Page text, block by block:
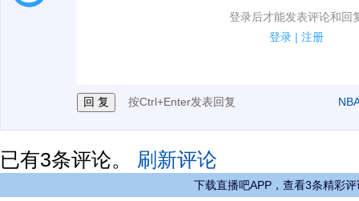
登录后才能发表评论和回
登录 | 注册
1.电脑端新用户可以发表评论了！
按Ctrl+Enter发表回复
已有3条评论。 刷新评论
下载直播吧APP，查看3条精彩评